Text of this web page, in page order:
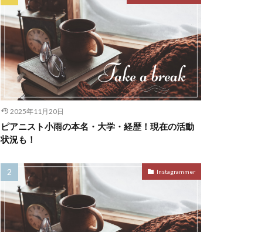
2025年11月20日
ピアニスト小雨の本名・大学・経歴！現在の活動
状況も！
Instagrammer